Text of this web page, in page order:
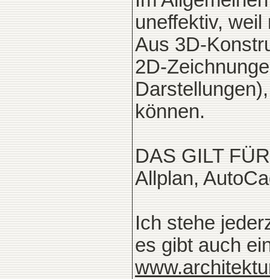
uneffektiv,
Aus 3D-
2D-
können.
DAS GILT
Allplan,
Ich stehe
es gibt auch